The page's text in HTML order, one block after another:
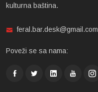
kulturna baština.
feral.bar.desk@gmail.com
Poveži se sa nama: